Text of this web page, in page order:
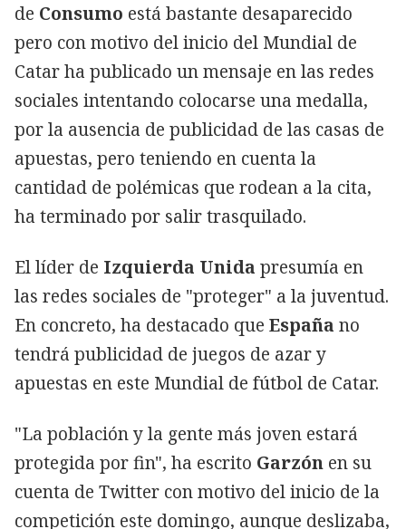
de Consumo está bastante desaparecido
pero con motivo del inicio del Mundial de
Catar ha publicado un mensaje en las redes
sociales intentando colocarse una medalla,
por la ausencia de publicidad de las casas de
apuestas, pero teniendo en cuenta la
cantidad de polémicas que rodean a la cita,
ha terminado por salir trasquilado.
El líder de Izquierda Unida presumía en
las redes sociales de "proteger" a la juventud.
En concreto, ha destacado que España no
tendrá publicidad de juegos de azar y
apuestas en este Mundial de fútbol de Catar.
"La población y la gente más joven estará
protegida por fin", ha escrito Garzón en su
cuenta de Twitter con motivo del inicio de la
competición este domingo, aunque deslizaba,